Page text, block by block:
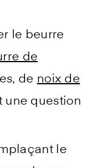
le beurre
de
de noix de
une question
le